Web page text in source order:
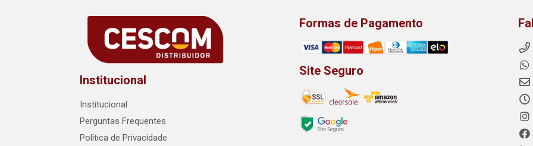
Institucional
Institucional
Perguntas Frequentes
Política de Privacidade
Formas de Pagamento
Site Seguro